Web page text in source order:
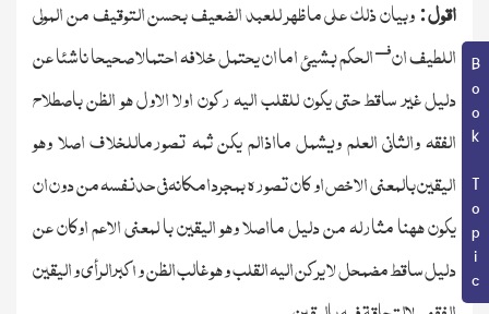
Book Topic
اقول:وبیان ذلك علی ماظھر للعبد الضعیف بحسن التوقیف من المولی
اللطیف انفـــــالحکم بشیئ اما ان یحتمل خلافہ احتمالا صحیحا ناشئا عن
دلیل غیر ساقط حتی یکون للقلب الیہ رکون اولا الاول ھو الظن باصطلاح
الفقہ والثانی العلم ویشمل مااذالم یکن ثمہ تصورماللخلاف اصلا وھو
الیقین بالمعنی الاخص او کان تصورہ بمجردامکانہ فی حدنفسہ من دون ان
یکون ھھنا مثارلہ من دلیل مااصلا وھو الیقین با لمعنی الاعم اوکان عن
دلیل ساقط مضمحل لا یرکن الیہ القلب و ھو غالب الظن واکبرالرأی و الیقین